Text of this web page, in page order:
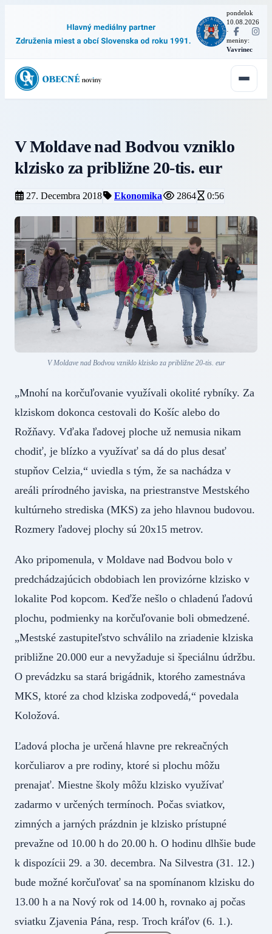
pondelok
10.08.2026
·
meniny:
Vavrinec
V Moldave nad Bodvou vzniklo
klzisko za približne 20-tis. eur
27. Decembra 2018 Ekonomika 2864 0:56
V Moldave nad Bodvou vzniklo klzisko za približne 20-tis. eur
„Mnohí na korčuľovanie využívali okolité rybníky. Za
klziskom dokonca cestovali do Košíc alebo do
Rožňavy. Vďaka ľadovej ploche už nemusia nikam
chodiť, je blízko a využívať sa dá do plus desať
stupňov Celzia,“ uviedla s tým, že sa nachádza v
areáli prírodného javiska, na priestranstve Mestského
kultúrneho strediska (MKS) za jeho hlavnou budovou.
Rozmery ľadovej plochy sú 20x15 metrov.
Ako pripomenula, v Moldave nad Bodvou bolo v
predchádzajúcich obdobiach len provizórne klzisko v
lokalite Pod kopcom. Keďže nešlo o chladenú ľadovú
plochu, podmienky na korčuľovanie boli obmedzené.
„Mestské zastupiteľstvo schválilo na zriadenie klziska
približne 20.000 eur a nevyžaduje si špeciálnu údržbu.
O prevádzku sa stará brigádnik, ktorého zamestnáva
MKS, ktoré za chod klziska zodpovedá,“ povedala
Koložová.
Ľadová plocha je určená hlavne pre rekreačných
korčuliarov a pre rodiny, ktoré si plochu môžu
prenajať. Miestne školy môžu klzisko využívať
zadarmo v určených termínoch. Počas sviatkov,
zimných a jarných prázdnin je klzisko prístupné
prevažne od 10.00 h do 20.00 h. O hodinu dlhšie bude
k dispozícii 29. a 30. decembra. Na Silvestra (31. 12.)
bude možné korčuľovať sa na spomínanom klzisku do
13.00 h a na Nový rok od 14.00 h, rovnako aj počas
sviatku Zjavenia Pána, resp. Troch kráľov (6. 1.).